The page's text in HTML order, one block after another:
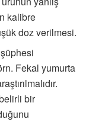
kalibre
doz verilmesi.
Fekal yumurta
bir